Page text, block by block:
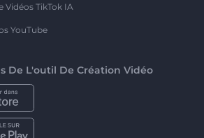
Vidéos TikTok IA
YouTube
De L'outil De Création Vidéo